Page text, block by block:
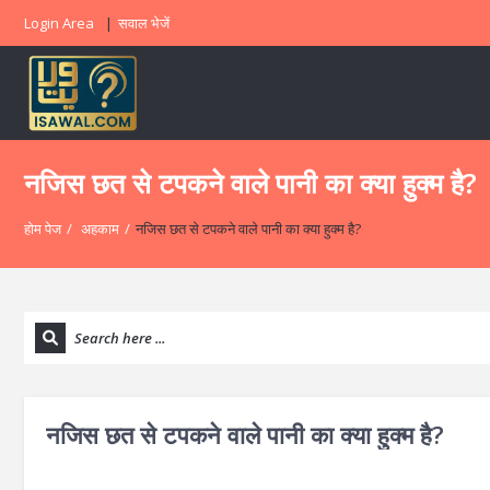
Login Area सवाल भेजें
नजिस छत से टपकने वाले पानी का क्या हुक्म है?
होम पेज / अहकाम / नजिस छत से टपकने वाले पानी का क्या हुक्म है?
नजिस छत से टपकने वाले पानी का क्या हुक्म है?